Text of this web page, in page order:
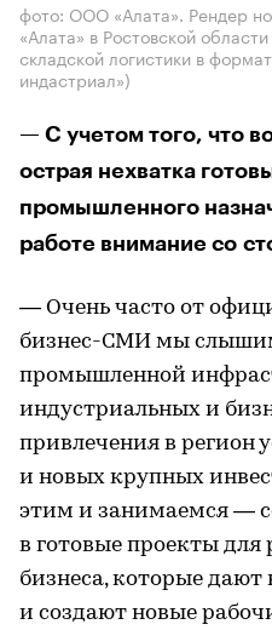
фото: ООО «Алата». Рендер
«Алата» в Ростовской
складской логистики в
индастриал»)
— С учетом того, что
острая нехватка
промышленного
работе внимание со
— Очень часто от
бизнес-СМИ мы
промышленной
индустриальных и
привлечения в регион
и новых крупных
этим и занимаемся —
в готовые проекты для
бизнеса, которые дают
и создают новые